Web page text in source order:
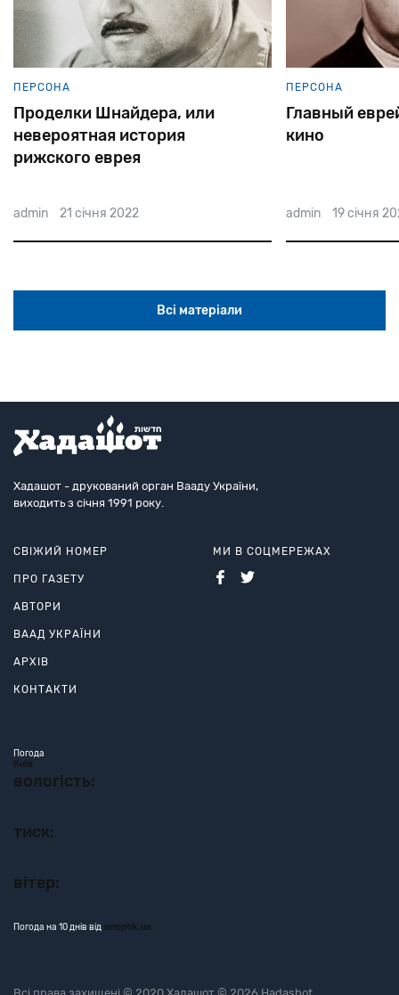
ПЕРСОНА
Проделки Шнайдера, или
невероятная история
рижского еврея
admin 21 січня 2022
ПЕРСОНА
Главный
кино
admin 19 січня
Всі матеріали
Хадашот - друкований орган Вааду України,
виходить з січня 1991 року.
СВІЖИЙ НОМЕР
ПРО ГАЗЕТУ
АВТОРИ
ВААД УКРАЇНИ
АРХІВ
КОНТАКТИ
МИ В СОЦМЕРЕЖАХ
Погода
Київ
вологість:
тиск:
вітер:
Погода на 10 днів від sinoptik.ua